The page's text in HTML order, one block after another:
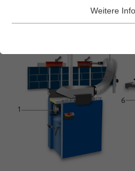
Essentielle Cookies werden
Webseite einwandfrei
Name fe_typo_user
Anbieter TYPO3
Laufzeit
Dieses
Cookie-
Statistik und Performance
Weitere